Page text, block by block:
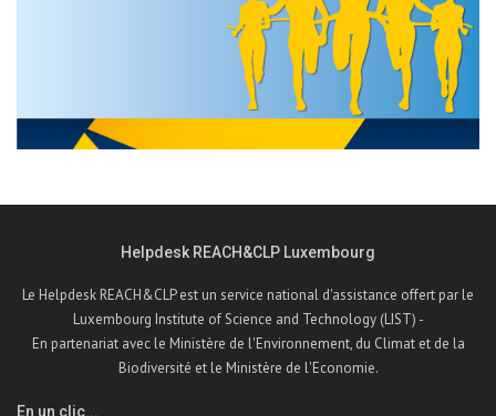
Helpdesk REACH&CLP Luxembourg
Le Helpdesk REACH&CLP est un service national d'assistance offert par le
Luxembourg Institute of Science and Technology (LIST) -
En partenariat avec le Ministère de l'Environnement, du Climat et de la
Biodiversité et le Ministère de l'Economie.
En un clic...